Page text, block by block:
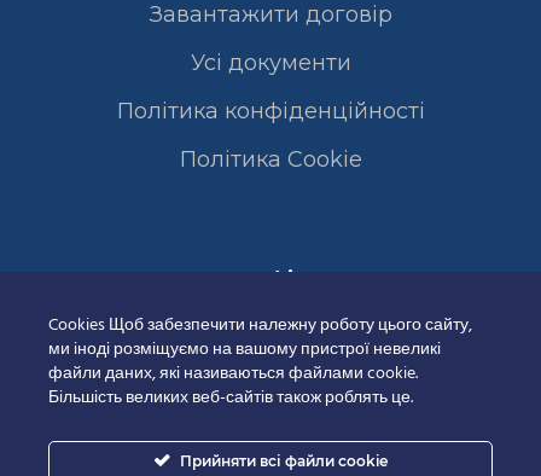
Завантажити договір
Усі документи
Політика конфіденційності
Полiтика Cookie
Сертифікати
Cookies Щоб забезпечити належну роботу цього сайту,
ми іноді розміщуємо на вашому пристрої невеликі
файли даних, які називаються файлами cookie.
Більшість великих веб-сайтів також роблять це.
Прийняти всі файли cookie